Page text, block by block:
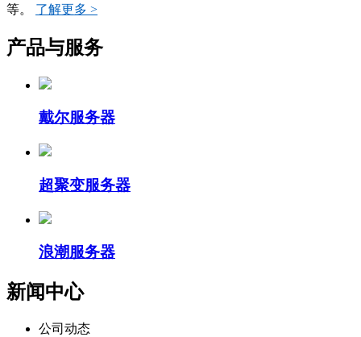
等。 了解更多 >
产品与服务
戴尔服务器
超聚变服务器
浪潮服务器
新闻中心
公司动态